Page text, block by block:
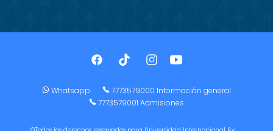
Whatsapp
7773579000 Información general
7773579001 Admisiones